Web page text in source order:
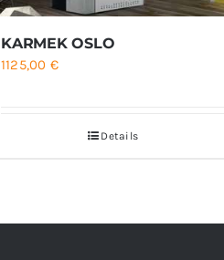
KARMEK OSLO
1125,00 €
Details